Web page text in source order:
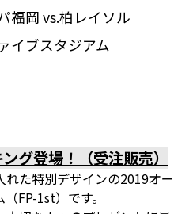
福岡 vs.柏レイソル
イブスタジアム
グ登場！（受注販売）
た特別デザインの2019オー
FP-1st）です。